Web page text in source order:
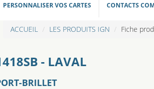
PERSONNALISER VOS CARTES CONTACTS
ACCUEIL LES PRODUITS IGN Fiche
- LAVAL
BRILLET